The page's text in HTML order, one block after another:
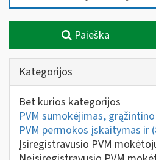
Paieška
Kategorijos
Bet kurios kategorijos
PVM sumokėjimas,
PVM permokos įskaitymas ir
Įsiregistravusio PVM